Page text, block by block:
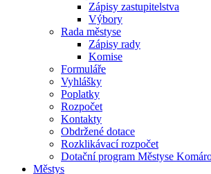
Zápisy zastupitelstva
Výbory
Rada městyse
Zápisy rady
Komise
Formuláře
Vyhlášky
Poplatky
Rozpočet
Kontakty
Obdržené dotace
Rozklikávací rozpočet
Dotační program Městyse
Městys